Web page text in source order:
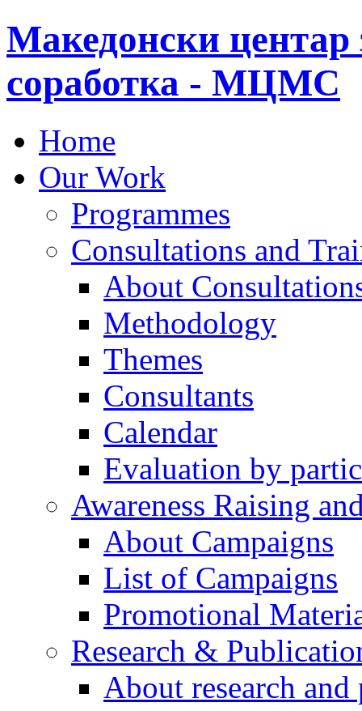
Македонски центар
соработка - МЦМС
Home
Our Work
Programmes
Consultations and
About
Methodology
Themes
Consultants
Calendar
Evaluation by
Awareness Raising
About Campaigns
List of Campaigns
Promotional
Research &
About research